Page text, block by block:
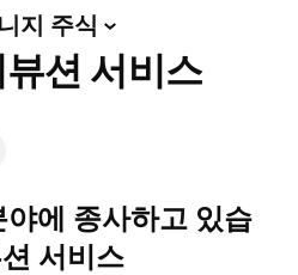
지 주식
션 서비스
서비스